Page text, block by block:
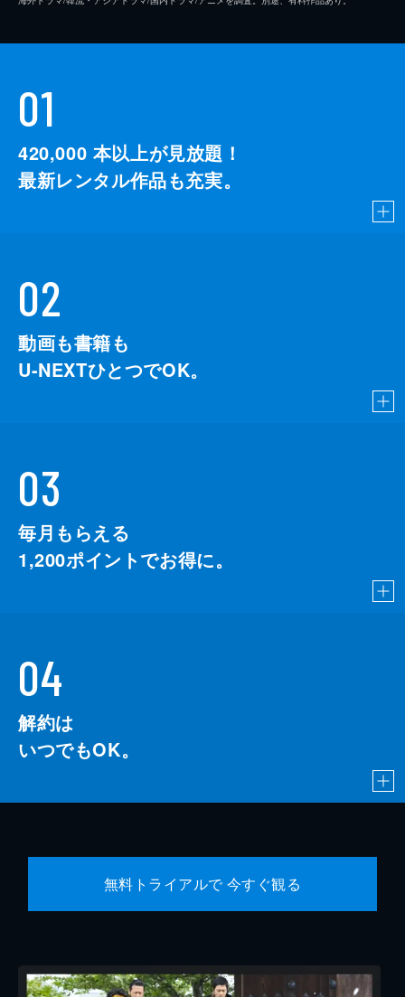
01
420,000 本以上が見放題！
最新レンタル作品も充実。
02
動画も書籍も
U-NEXTひとつでOK。
03
毎月もらえる
1,200ポイントでお得に。
04
解約は
いつでもOK。
無料トライアルで 今すぐ観る